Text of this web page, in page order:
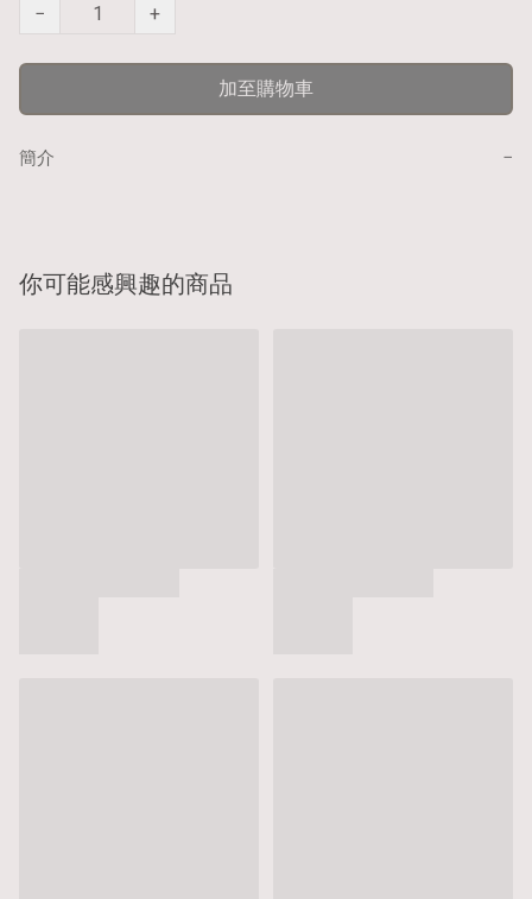
− +
加至購物車
簡介 −
你可能感興趣的商品